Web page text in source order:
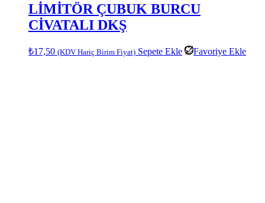
LİMİTÖR ÇUBUK BURCU
CİVATALI DKŞ
₺17,50 (KDV Hariç Birim Fiyat) Sepete Ekle Favoriye Ekle